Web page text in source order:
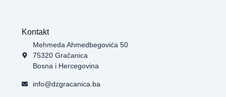
Kontakt
Mehmeda Ahmedbegovića 50
75320 Gračanica
Bosna i Hercegovina
info@dzgracanica.ba